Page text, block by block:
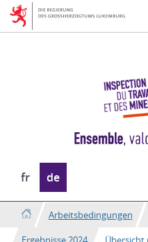
Zur
Navigation
Zum
Inhalt
Sprache
wechseln
fr de
Arbeitsbedingungen